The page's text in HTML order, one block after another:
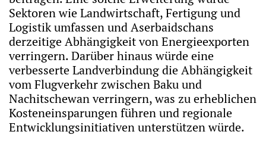
Sektoren wie Landwirtschaft, Fertigung und
Logistik umfassen und Aserbaidschans
derzeitige Abhängigkeit von Energieexporten
verringern. Darüber hinaus würde eine
verbesserte Landverbindung die Abhängigkeit
vom Flugverkehr zwischen Baku und
Nachitschewan verringern, was zu erheblichen
Kosteneinsparungen führen und regionale
Entwicklungsinitiativen unterstützen würde.